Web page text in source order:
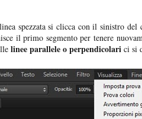
spezzata si clicca con il sinistro
il primo segmento per tenere
linee parallele o perpendicolari ci si